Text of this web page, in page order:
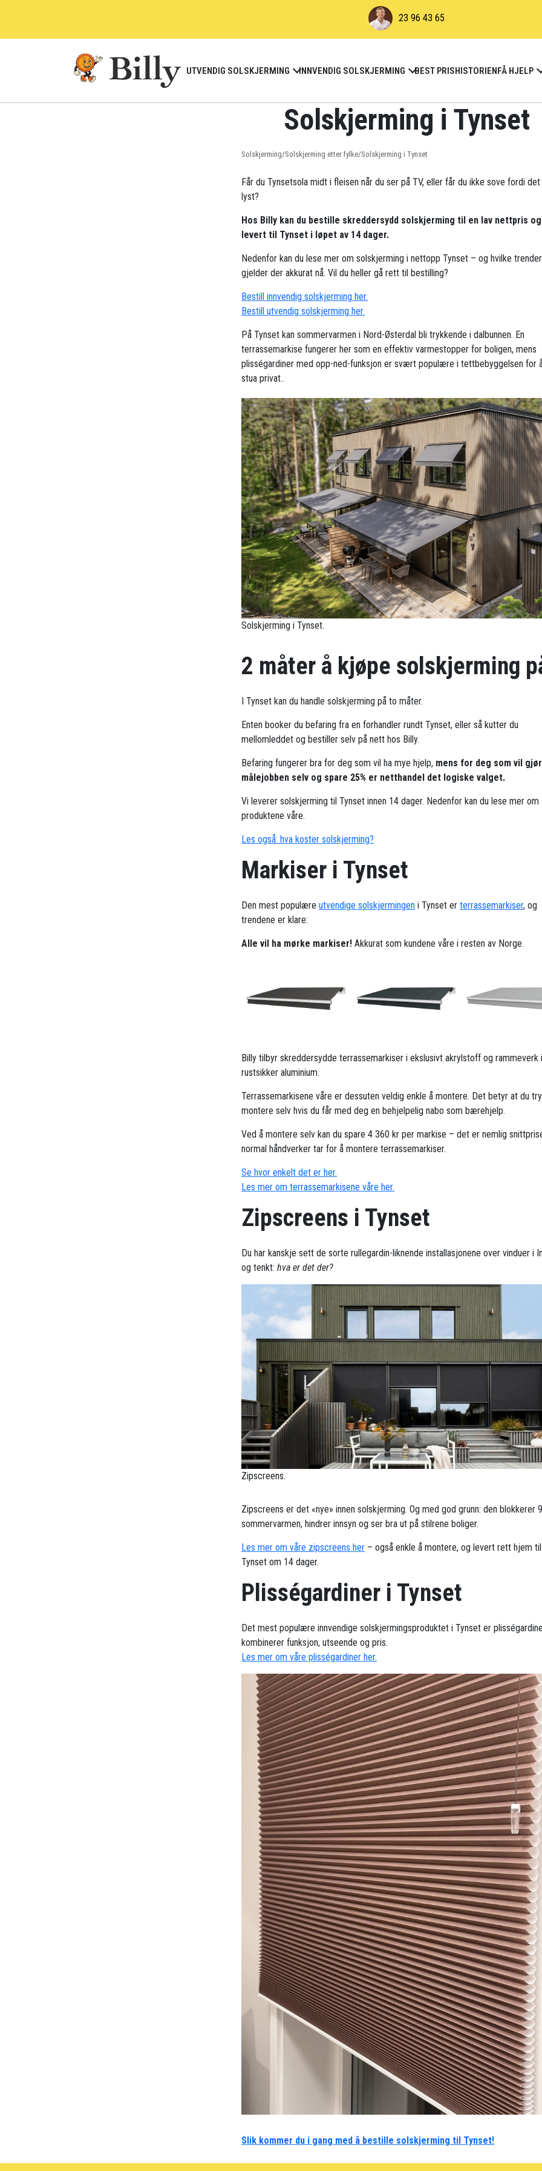
23 96 43 65
UTVENDIG SOLSKJERMING INNVENDIG SOLSKJERMING BEST PRISHISTORIENFÅ HJELP
Solskjerming i Tynset
Solskjerming/Solskjerming etter fylke/Solskjerming i Tynset
Får du Tynsetsola midt i fleisen når du ser på TV, eller får du ikke sove fordi
lyst?
Hos Billy kan du bestille skreddersydd solskjerming til en lav nettpris
levert til Tynset i løpet av 14 dager.
Nedenfor kan du lese mer om solskjerming i nettopp Tynset – og hvilke
gjelder der akkurat nå. Vil du heller gå rett til bestilling?
Bestill innvendig solskjerming her.
Bestill utvendig solskjerming her.
På Tynset kan sommervarmen i Nord-Østerdal bli trykkende i dalbunnen. En
terrassemarkise fungerer her som en effektiv varmestopper for boligen, mens
plisségardiner med opp-ned-funksjon er svært populære i tettbebyggelsen for
stua privat..
Solskjerming i Tynset.
2 måter å kjøpe solskjerming
I Tynset kan du handle solskjerming på to måter.
Enten booker du befaring fra en forhandler rundt Tynset, eller så kutter du
mellomleddet og bestiller selv på nett hos Billy.
Befaring fungerer bra for deg som vil ha mye hjelp, mens for deg som vil
målejobben selv og spare 25% er netthandel det logiske valget.
Vi leverer solskjerming til Tynset innen 14 dager. Nedenfor kan du lese mer om
produktene våre.
Les også: hva koster solskjerming?
Markiser i Tynset
Den mest populære utvendige solskjermingen i Tynset er terrassemarkiser, og
trendene er klare:
Alle vil ha mørke markiser! Akkurat som kundene våre i resten av Norge.
Billy tilbyr skreddersydde terrassemarkiser i ekslusivt akrylstoff og rammeverk i
rustsikker aluminium.
Terrassemarkisene våre er dessuten veldig enkle å montere. Det betyr at du
montere selv hvis du får med deg en behjelpelig nabo som bærehjelp.
Ved å montere selv kan du spare 4 360 kr per markise – det er nemlig
normal håndverker tar for å montere terrassemarkiser.
Se hvor enkelt det er her.
Les mer om terrassemarkisene våre her.
Zipscreens i Tynset
Du har kanskje sett de sorte rullegardin-liknende installasjonene over vinduer i
og tenkt: hva er det der?
Zipscreens.
Zipscreens er det «nye» innen solskjerming. Og med god grunn: den blokkerer
sommervarmen, hindrer innsyn og ser bra ut på stilrene boliger.
Les mer om våre zipscreens her – også enkle å montere, og levert rett hjem
Tynset om 14 dager.
Plisségardiner i Tynset
Det mest populære innvendige solskjermingsproduktet i Tynset er
kombinerer funksjon, utseende og pris.
Les mer om våre plisségardiner her.
Slik kommer du i gang med å bestille solskjerming til Tynset!